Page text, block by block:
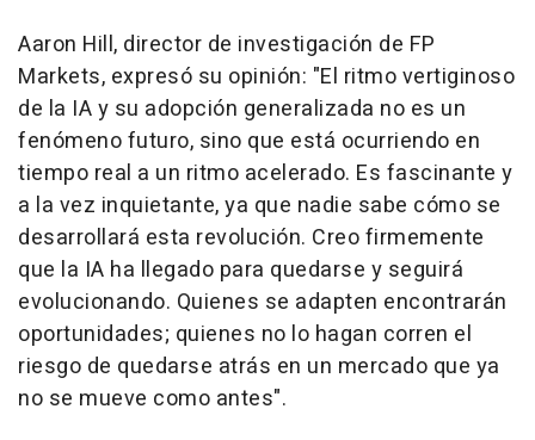
Aaron Hill, director de investigación de FP
Markets, expresó su opinión: "El ritmo vertiginoso
de la IA y su adopción generalizada no es un
fenómeno futuro, sino que está ocurriendo en
tiempo real a un ritmo acelerado. Es fascinante y
a la vez inquietante, ya que nadie sabe cómo se
desarrollará esta revolución. Creo firmemente
que la IA ha llegado para quedarse y seguirá
evolucionando. Quienes se adapten encontrarán
oportunidades; quienes no lo hagan corren el
riesgo de quedarse atrás en un mercado que ya
no se mueve como antes".